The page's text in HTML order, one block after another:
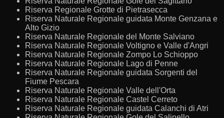
Riserva Regionale Grotte di Pietrasecca
Riserva Naturale Regionale guidata Monte Genzana e
Alto Gizio
Riserva Naturale Regionale del Monte Salviano
Riserva Naturale Regionale Voltigno e Valle d'Angri
Riserva Naturale Regionale Zompo Lo Schioppo
Riserva Naturale Regionale Lago di Penne
Riserva Naturale Regionale guidata Sorgenti del
Fiume Pescara
Riserva Naturale Regionale Valle dell'Orta
Riserva Naturale Regionale Castel Cerreto
Riserva Naturale Regionale guidata Calanchi di Atri